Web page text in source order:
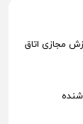
مجازی اتاق